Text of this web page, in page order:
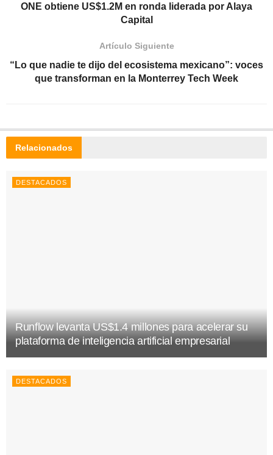
ONE obtiene US$1.2M en ronda liderada por Alaya
Capital
Artículo Siguiente
“Lo que nadie te dijo del ecosistema mexicano”: voces
que transforman en la Monterrey Tech Week
Relacionados
DESTACADOS
Runflow levanta US$1.4 millones para acelerar su
plataforma de inteligencia artificial empresarial
DESTACADOS